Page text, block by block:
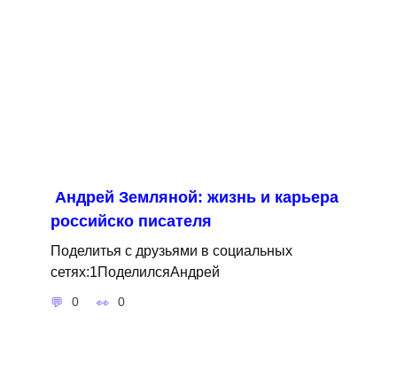
Андрей Земляной: жизнь и карьера
российско писателя
Поделитья с друзьями в социальных
сетях:1ПоделилсяАндрей
0 0